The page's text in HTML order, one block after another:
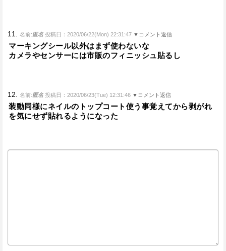
11. 名前:匿名 投稿日：2020/06/22(Mon) 22:31:47 ▼コメント返信
マーキングシール以外はまず使わないな
カメラやセンサーには市販のフィニッシュ貼るし
12. 名前:匿名 投稿日：2020/06/23(Tue) 12:31:46 ▼コメント返信
装動同様にネイルのトップコート使う事覚えてから剥がれ
を気にせず貼れるようになった